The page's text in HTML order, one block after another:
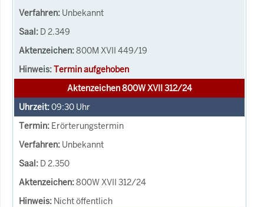
Unbekannt
D 2.349
800M XVII 449/19
Termin aufgehoben
Aktenzeichen 800W XVII 312/24
09:30 Uhr
Erörterungstermin
Unbekannt
D 2.350
800W XVII 312/24
Nicht öffentlich